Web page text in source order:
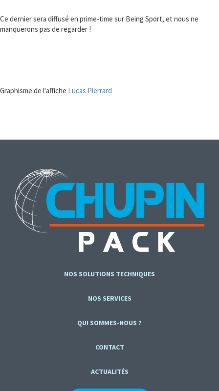
Ce dernier sera diffusé en prime-time sur Being Sport, et nous ne
manquerons pas de regarder !
Graphisme de l'affiche Lucas Pierrard
NOS SOLUTIONS TECHNIQUES
NOS SERVICES
QUI SOMMES-NOUS ?
CONTACT
ACTUALITÉS